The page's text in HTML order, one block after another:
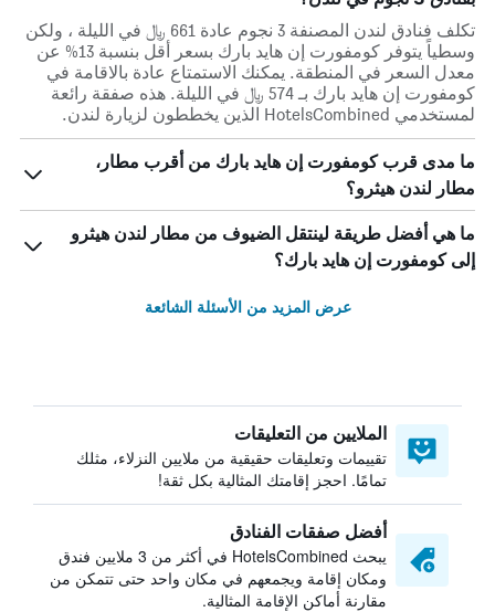
تكلف فنادق لندن المصنفة 3 نجوم عادة 661 ﷼ في الليلة ، ولكن
وسطياً يتوفر كومفورت إن هايد بارك بسعر أقل بنسبة 13% عن
معدل السعر في المنطقة. يمكنك الاستمتاع عادة بالاقامة في
كومفورت إن هايد بارك بـ 574 ﷼ في الليلة. هذه صفقة رائعة
لمستخدمي HotelsCombined الذين يخططون لزيارة لندن.
ما مدى قرب كومفورت إن هايد بارك من أقرب مطار،
مطار لندن هيثرو؟
ما هي أفضل طريقة لينتقل الضيوف من مطار لندن هيثرو
إلى كومفورت إن هايد بارك؟
عرض المزيد من الأسئلة الشائعة
الملايين من التعليقات
تقييمات وتعليقات حقيقية من ملايين النزلاء، مثلك
تمامًا. احجز إقامتك المثالية بكل ثقة!
أفضل صفقات الفنادق
يبحث HotelsCombined في أكثر من 3 ملايين فندق
ومكان إقامة ويجمعهم في مكان واحد حتى تتمكن من
مقارنة أماكن الإقامة المثالية.